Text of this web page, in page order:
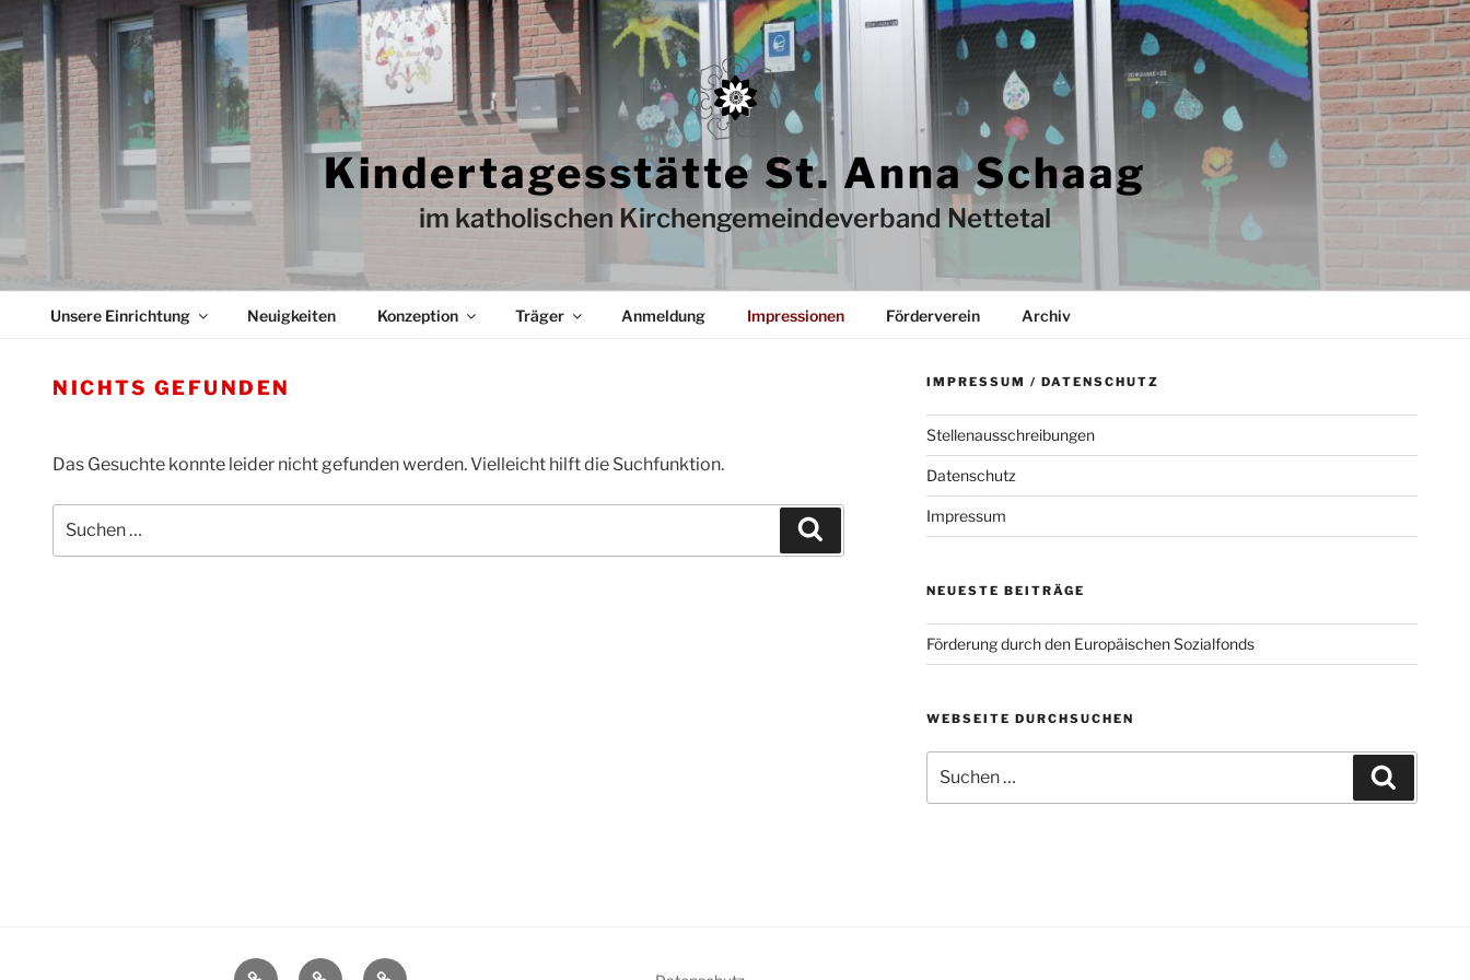
Inhalt
springen
Kindertagesstätte St. Anna Schaag
im katholischen Kirchengemeindeverband Nettetal
Unsere Einrichtung Neuigkeiten Konzeption Träger Anmeldung Impressionen Förderverein Archiv
NICHTS GEFUNDEN
Das Gesuchte konnte leider nicht gefunden werden. Vielleicht hilft die Suchfunktion.
nach:
IMPRESSUM / DATENSCHUTZ
Stellenausschreibungen
Datenschutz
Impressum
NEUESTE BEITRÄGE
Förderung durch den Europäischen Sozialfonds
WEBSEITE DURCHSUCHEN
nach:
Stellenausschreibungen
DatenschutzImpressum